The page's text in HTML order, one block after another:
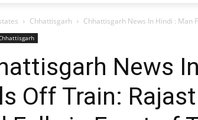
Chhattisgarh Chhattisgarh News In Hindi : Man
News
Off Train: